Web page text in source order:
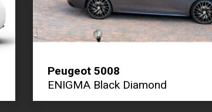
Peugeot 5008
ENIGMA Black Diamond